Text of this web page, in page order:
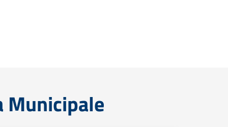
Municipale